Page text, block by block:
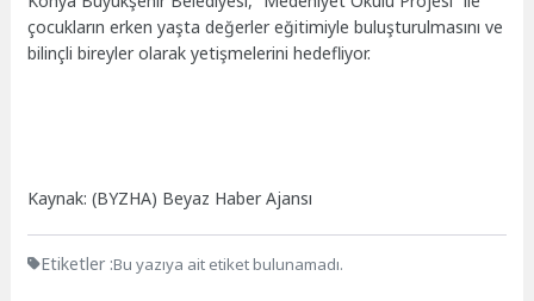
çocukların erken yaşta değerler eğitimiyle buluşturulmasını ve
bilinçli bireyler olarak yetişmelerini hedefliyor.
Kaynak: (BYZHA) Beyaz Haber Ajansı
Etiketler :Bu yazıya ait etiket bulunamadı.